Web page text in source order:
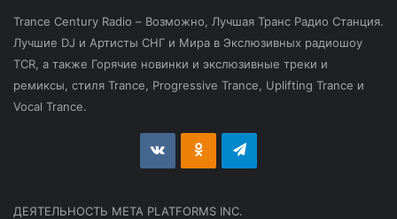
Trance Century Radio – Возможно, Лучшая Транс Радио Станция.
Лучшие DJ и Артисты СНГ и Мира в Экслюзивных радиошоу
TCR, а также Горячие новинки и экслюзивные треки и
ремиксы, стиля Trance, Progressive Trance, Uplifting Trance и
Vocal Trance.
vk.com Odnoklassniki
Telegram
ДЕЯТЕЛЬНОСТЬ МЕТА PLATFORMS INC.